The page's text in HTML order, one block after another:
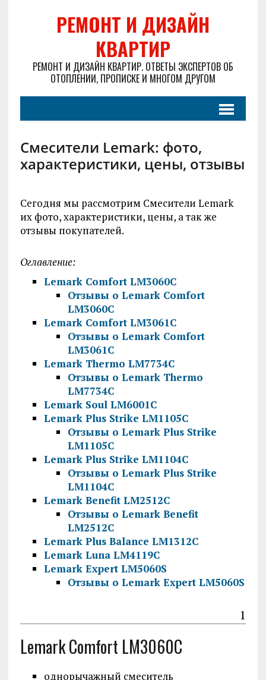
РЕМОНТ И ДИЗАЙН
КВАРТИР
РЕМОНТ И ДИЗАЙН КВАРТИР. ОТВЕТЫ ЭКСПЕРТОВ ОБ
ОТОПЛЕНИИ, ПРОПИСКЕ И МНОГОМ ДРУГОМ
Смесители Lemark: фото,
характеристики, цены, отзывы
Сегодня мы рассмотрим Смесители Lemark
их фото, характеристики, цены, а так же
отзывы покупателей.
Оглавление:
Lemark Comfort LM3060C
Отзывы о Lemark Comfort
LM3060C
Lemark Comfort LM3061C
Отзывы о Lemark Comfort
LM3061C
Lemark Thermo LM7734C
Отзывы о Lemark Thermo
LM7734C
Lemark Soul LM6001C
Lemark Plus Strike LM1105C
Отзывы о Lemark Plus Strike
LM1105C
Lemark Plus Strike LM1104C
Отзывы о Lemark Plus Strike
LM1104C
Lemark Benefit LM2512C
Отзывы о Lemark Benefit
LM2512C
Lemark Plus Balance LM1312C
Lemark Luna LM4119C
Lemark Expert LM5060S
Отзывы о Lemark Expert LM5060S
1
Lemark Comfort LM3060C
однорычажный смеситель